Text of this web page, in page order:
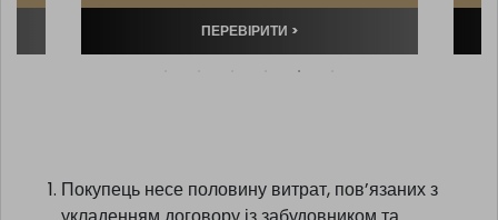
ПЕРЕВІРИТИ >
Покупець несе половину витрат, пов’язаних з